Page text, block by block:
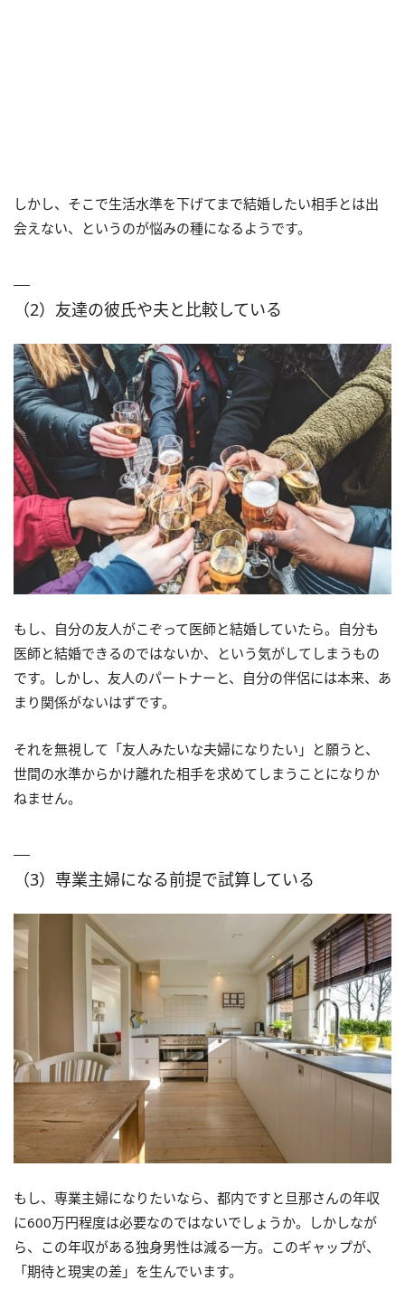
しかし、そこで生活水準を下げてまで結婚したい相手とは出
会えない、というのが悩みの種になるようです。
（2）友達の彼氏や夫と比較している
もし、自分の友人がこぞって医師と結婚していたら。自分も
医師と結婚できるのではないか、という気がしてしまうもの
です。しかし、友人のパートナーと、自分の伴侶には本来、あ
まり関係がないはずです。
それを無視して「友人みたいな夫婦になりたい」と願うと、
世間の水準からかけ離れた相手を求めてしまうことになりか
ねません。
（3）専業主婦になる前提で試算している
もし、専業主婦になりたいなら、都内ですと旦那さんの年収
に600万円程度は必要なのではないでしょうか。しかしなが
ら、この年収がある独身男性は減る一方。このギャップが、
「期待と現実の差」を生んでいます。